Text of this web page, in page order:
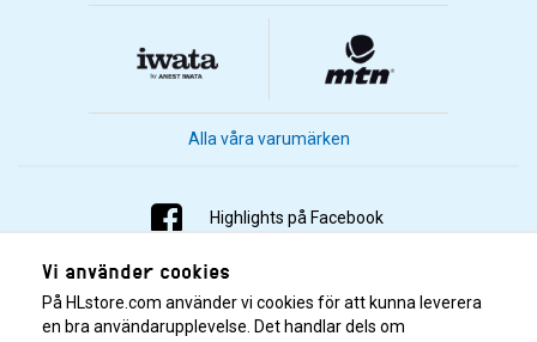
Alla våra varumärken
Highlights på Facebook
Highlights på Instagram
Highlights på Youtube
Vi använder cookies
På HLstore.com använder vi cookies för att kunna leverera
en bra användarupplevelse. Det handlar dels om